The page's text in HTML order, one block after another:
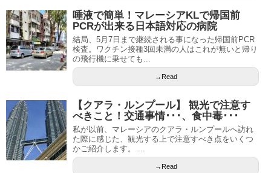
唾液で簡単！マレーシアKLで帰国前
PCRが出来る日本語対応の病院
結局、5月7日まで継続される事になった帰国前PCR
検査。ワクチン接種3回未満の人はこれが無いと帰り
の飛行機に乗せても...
→Read
【クアラ・ルンプール】 観光で注意す
べきこと！交通事情･･･、食中毒･･･
私が以前、マレーシアのクアラ・ルンプールへ訪れ
た際に感じた、観光する上で注意すべき点をいくつ
かご紹介します。 ...
→Read